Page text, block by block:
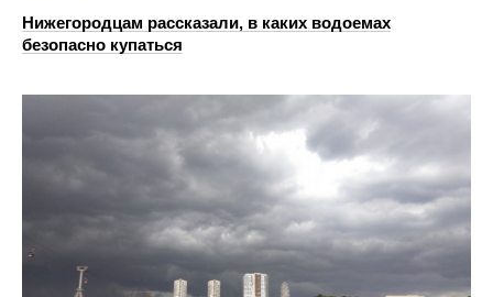
Нижегородцам рассказали, в каких водоемах
безопасно купаться